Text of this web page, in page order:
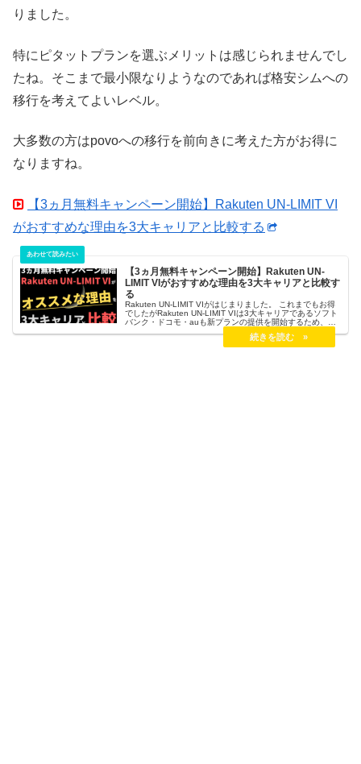
りました。
特にピタットプランを選ぶメリットは感じられませんでし
たね。そこまで最小限なりようなのであれば格安シムへの
移行を考えてよいレベル。
大多数の方はpovoへの移行を前向きに考えた方がお得に
なりますね。
【3ヵ月無料キャンペーン開始】Rakuten UN-LIMIT VI
がおすすめな理由を3大キャリアと比較する
【3ヵ月無料キャンペーン開始】Rakuten UN-
LIMIT VIがおすすめな理由を3大キャリアと比較す
る
Rakuten UN-LIMIT VIがはじまりました。 これまでもお得
でしたがRakuten UN-LIMIT VIは3大キャリアであるソフト
バンク・ドコモ・auも新プランの提供を開始するため、
Rakuten UN-LIMIT VIはお得なのか あえてRakuten UN-
LIMIT VIを使う必要があるのか が気になりますね。 結論と
しては、Rakuten UN-LIMIT VIは3大キャリアに比べて非常